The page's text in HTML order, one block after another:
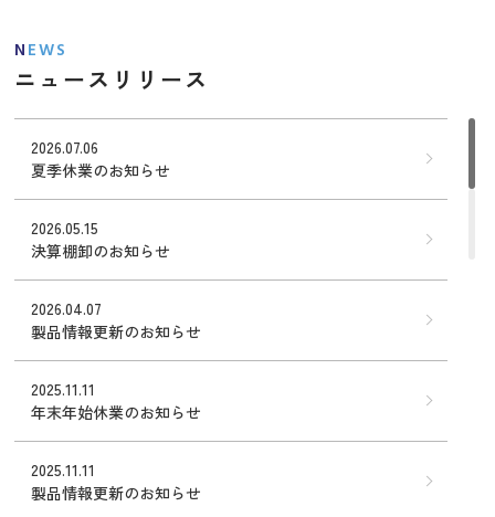
NEWS
ニュースリリース
2026.07.06
夏季休業のお知らせ
2026.05.15
決算棚卸のお知らせ
2026.04.07
製品情報更新のお知らせ
2025.11.11
年末年始休業のお知らせ
2025.11.11
製品情報更新のお知らせ